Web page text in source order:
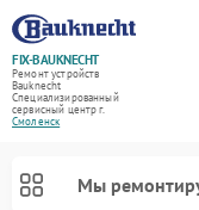
FIX-BAUKNECHT
Ремонт устройств
Bauknecht
Специализированный
cервисный центр г.
Смоленск
Мы